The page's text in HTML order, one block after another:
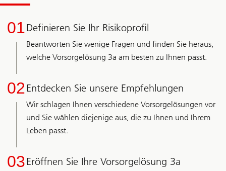
01Definieren Sie Ihr Risikoprofil
Beantworten Sie wenige Fragen und finden Sie heraus,
welche Vorsorgelösung 3a am besten zu Ihnen passt.
02Entdecken Sie unsere Empfehlungen
Wir schlagen Ihnen verschiedene Vorsorgelösungen vor
und Sie wählen diejenige aus, die zu Ihnen und Ihrem
Leben passt.
03Eröffnen Sie Ihre Vorsorgelösung 3a